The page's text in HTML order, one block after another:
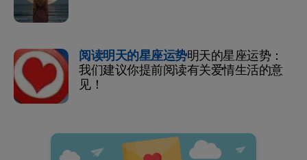
阅读明天的星座运势明天的星座运势：
我们建议你提前阅读有关爱情生活的意
见！